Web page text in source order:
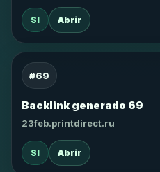
SI Abrir
#69
Backlink generado 69
23feb.printdirect.ru
SI Abrir